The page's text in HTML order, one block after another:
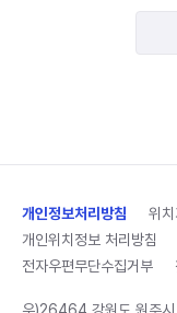
개인정보처리방침
위
개인위치정보 처리방침
전자우편무단수집거부